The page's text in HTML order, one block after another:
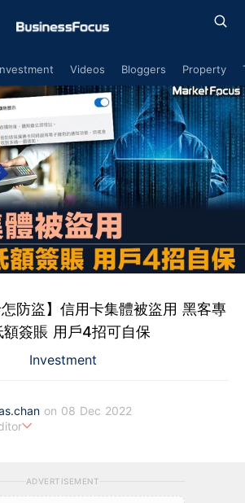
Videos Bloggers Property
怎防盜】信用卡集體被盜用 黑客專
額簽賬 用戶4招可自保
Investment
on 08 Dec 2022
ADVERTISEMENT